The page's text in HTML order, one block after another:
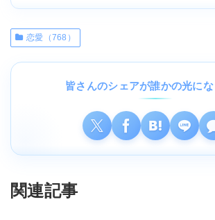
恋愛（768）
皆さんのシェアが誰かの光に
関連記事